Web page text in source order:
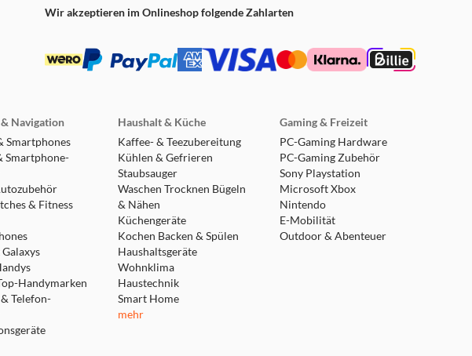
Wir akzeptieren im Onlineshop folgende Zahlarten
Navigation
Smartphones
Smartphone-
& Fitness
Galaxys
Handymarken
Telefon-
Haushalt & Küche
Kaffee- & Teezubereitung
Kühlen & Gefrieren
Staubsauger
Waschen Trocknen Bügeln
& Nähen
Küchengeräte
Kochen Backen & Spülen
Haushaltsgeräte
Wohnklima
Haustechnik
Smart Home
mehr
Gaming & Freizeit
PC-Gaming Hardware
PC-Gaming Zubehör
Sony Playstation
Microsoft Xbox
Nintendo
E-Mobilität
Outdoor & Abenteuer